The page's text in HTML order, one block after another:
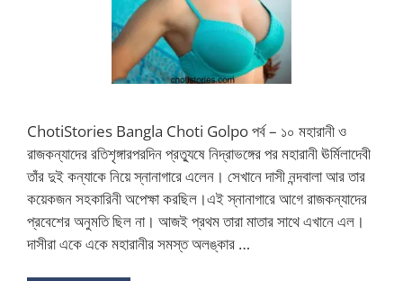
ChotiStories Bangla Choti Golpo পর্ব – ১০ মহারানী ও
রাজকন্যাদের রতিশৃঙ্গারপরদিন প্রত্যুষে নিদ্রাভঙ্গের পর মহারানী ঊর্মিলাদেবী
তাঁর দুই কন্যাকে নিয়ে স্নানাগারে এলেন। সেখানে দাসী নন্দবালা আর তার
কয়েকজন সহকারিনী অপেক্ষা করছিল।এই স্নানাগারে আগে রাজকন্যাদের
প্রবেশের অনুমতি ছিল না। আজই প্রথম তারা মাতার সাথে এখানে এল।
দাসীরা একে একে মহারানীর সমস্ত অলঙ্কার …